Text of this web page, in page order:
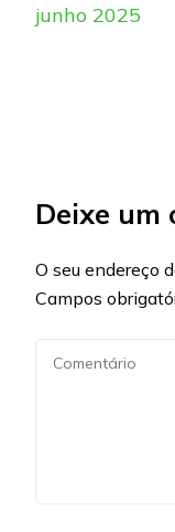
junho 2025
Deixe um
O seu endereço
Campos